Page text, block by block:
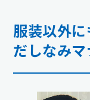
服装以外
だしなみマ